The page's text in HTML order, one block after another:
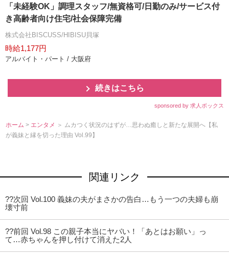
「未経験OK」調理スタッフ/無資格可/日勤のみ/サービス付
き高齢者向け住宅/社会保障完備
株式会社BISCUSS/HIBISU貝塚
時給1,177円
アルバイト・パート / 大阪府
続きはこちら
sponsored by 求人ボックス
ホーム > エンタメ ＞ ムカつく状況のはずが…思わぬ癒しと新たな展開へ【私
が義妹と縁を切った理由 Vol.99】
関連リンク
??次回 Vol.100 義妹の夫がまさかの告白…もう一つの夫婦も崩
壊寸前
??前回 Vol.98 この親子本当にヤバい！「あとはお願い」っ
て…赤ちゃんを押し付けて消えた2人